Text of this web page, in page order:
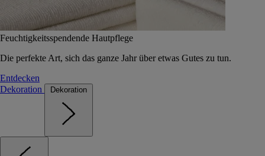
Feuchtigkeitsspendende Hautpflege
Die perfekte Art, sich das ganze Jahr über etwas Gutes zu tun.
Entdecken
Dekoration
Dekoration